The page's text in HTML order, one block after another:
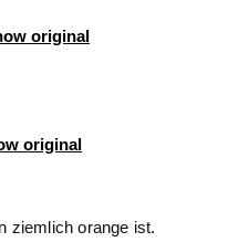
original
original
ziemlich orange ist.